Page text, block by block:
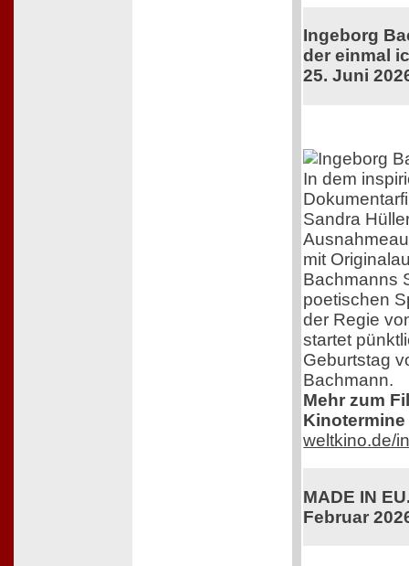
Ingeborg
der einmal
25. Juni
In dem
Sandra
mit
Bachmanns
poetischen
der Regie
startet
Geburtstag
Bachmann.
Mehr zum
weltkino.de/
MADE IN
Februar